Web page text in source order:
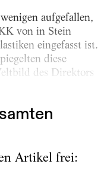
aufgefallen,
von in Stein
eingefasst ist.
diese
des Direktors
Artikel frei: